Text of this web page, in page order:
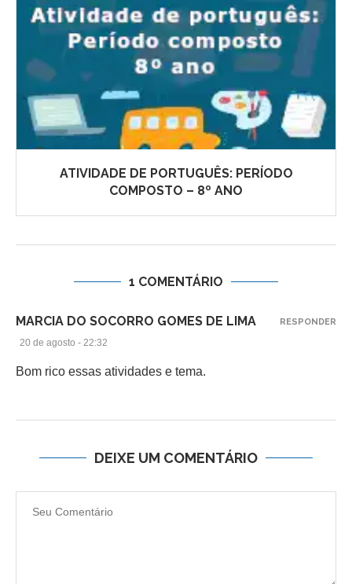
ATIVIDADE DE PORTUGUÊS: PERÍODO
COMPOSTO – 8º ANO
1 COMENTÁRIO
MARCIA DO SOCORRO GOMES DE LIMA
20 de agosto - 22:32
Bom rico essas atividades e tema.
RESPONDER
DEIXE UM COMENTÁRIO